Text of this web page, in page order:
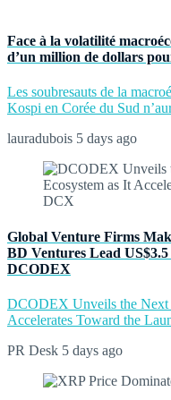
Face à la volatilité
d’un million de dollars
Les soubresauts de la
Kospi en Corée du Sud
lauradubois 5 days ago
Global Venture Firms
BD Ventures Lead
DCODEX
DCODEX Unveils the Next
Accelerates Toward the
PR Desk 5 days ago